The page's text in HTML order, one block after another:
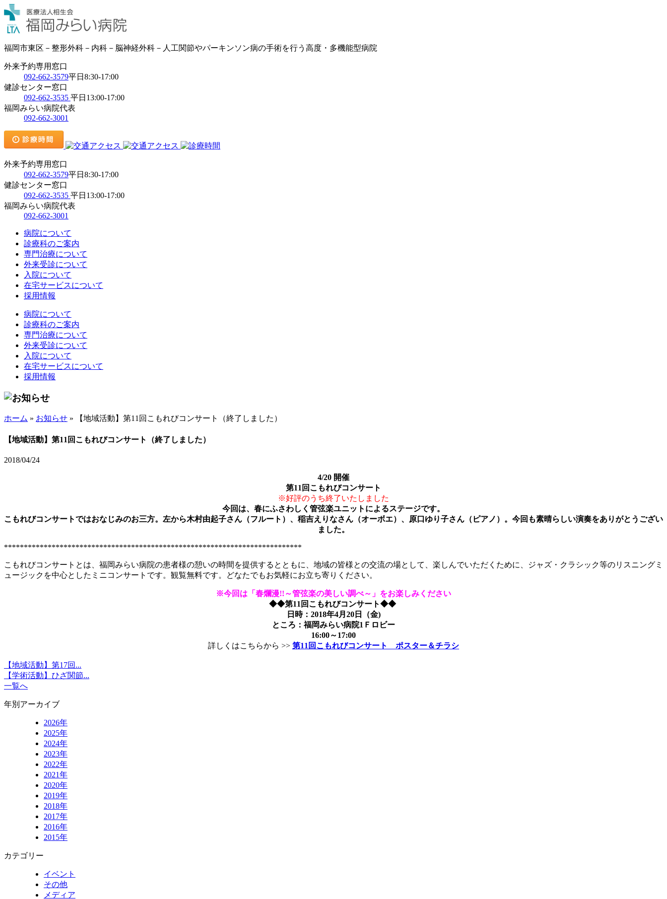
福岡市東区－整形外科－内科－脳神経外科－人工関節やパーキンソン病の手術を行う高度・多機能型病院
外来予約専用窓口
092-662-3579平日8:30-17:00
健診センター窓口
092-662-3535 平日13:00-17:00
福岡みらい病院代表
092-662-3001
外来予約専用窓口
092-662-3579平日8:30-17:00
健診センター窓口
092-662-3535 平日13:00-17:00
福岡みらい病院代表
092-662-3001
病院について
診療科のご案内
専門治療について
外来受診について
入院について
在宅サービスについて
採用情報
病院について
診療科のご案内
専門治療について
外来受診について
入院について
在宅サービスについて
採用情報
ホーム » お知らせ » 【地域活動】第11回こもれびコンサート（終了しました）
【地域活動】第11回こもれびコンサート（終了しました）
2018/04/24
4/20 開催
第11回こもれびコンサート
※好評のうち終了いたしました
今回は、春にふさわしく管弦楽ユニットによるステージです。
こもれびコンサートではおなじみのお三方。左から木村由起子さん（フルート）、稲吉えりなさん（オーボエ）、原口ゆり子さん（ピアノ）。今回も素晴らしい演奏をありがとうござい
ました。
***************************************************************************
こもれびコンサートとは、福岡みらい病院の患者様の憩いの時間を提供するとともに、地域の皆様との交流の場として、楽しんでいただくために、ジャズ・クラシック等のリスニングミ
ュージックを中心としたミニコンサートです。観覧無料です。どなたでもお気軽にお立ち寄りください。
※今回は「春爛漫!!～管弦楽の美しい調べ～」をお楽しみください
◆◆第11回こもれびコンサート◆◆
日時：2018年4月20日（金)
ところ：福岡みらい病院1Ｆロビー
16:00～17:00
詳しくはこちらから >> 第11回こもれびコンサート ポスター＆チラシ
【地域活動】第17回...
【学術活動】ひざ関節...
一覧へ
年別アーカイブ
2026年
2025年
2024年
2023年
2022年
2021年
2020年
2019年
2018年
2017年
2016年
2015年
カテゴリー
イベント
その他
メディア